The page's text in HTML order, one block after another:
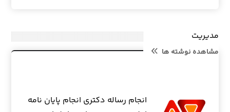
مدیریت
مشاهده نوشته ها
انجام رساله دکتری انجام پایان نامه